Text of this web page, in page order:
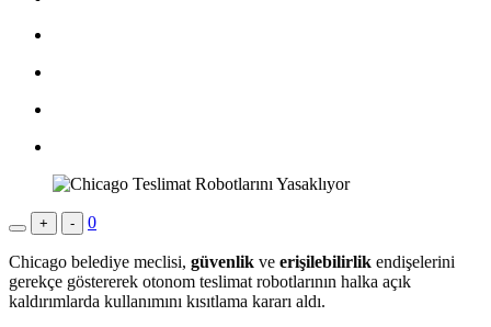
+ - 0
Chicago belediye meclisi, güvenlik ve erişilebilirlik endişelerini
gerekçe göstererek otonom teslimat robotlarının halka açık
kaldırımlarda kullanımını kısıtlama kararı aldı.